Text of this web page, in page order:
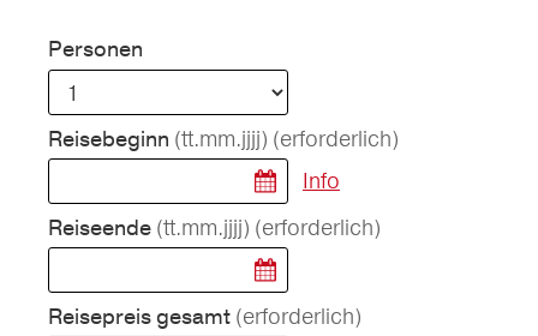
Personen
Reisebeginn (tt.mm.jjjj) (erforderlich)
Info
Reiseende (tt.mm.jjjj) (erforderlich)
Reisepreis gesamt (erforderlich)